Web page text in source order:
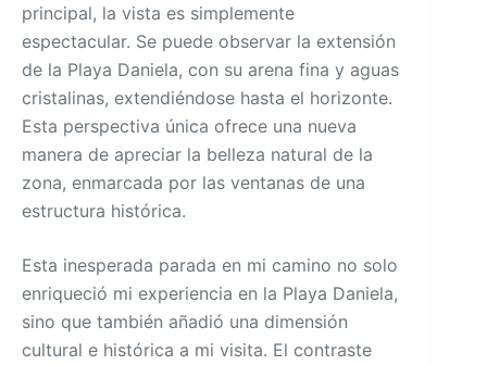
principal, la vista es simplemente
espectacular. Se puede observar la extensión
de la Playa Daniela, con su arena fina y aguas
cristalinas, extendiéndose hasta el horizonte.
Esta perspectiva única ofrece una nueva
manera de apreciar la belleza natural de la
zona, enmarcada por las ventanas de una
estructura histórica.
Esta inesperada parada en mi camino no solo
enriqueció mi experiencia en la Playa Daniela,
sino que también añadió una dimensión
cultural e histórica a mi visita. El contraste